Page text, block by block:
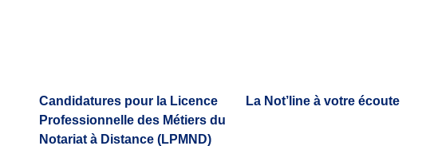
Candidatures pour la Licence
Professionnelle des Métiers du
Notariat à Distance (LPMND)
La Not’line à votre écoute